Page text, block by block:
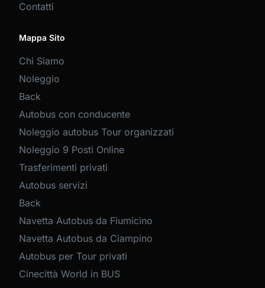
Contatti
Mappa Sito
Chi Siamo
Noleggio
Back
Autobus con conducente
Noleggio autobus Tour organizzati
Noleggio 9 Posti Online
Trasferimenti privati
Autobus servizi
Back
Navetta Autobus da Fiumicino
Navetta Autobus da Ciampino
Autobus per Tour privati
Cinecittà World in BUS